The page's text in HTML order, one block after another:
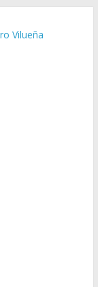
Vilueña